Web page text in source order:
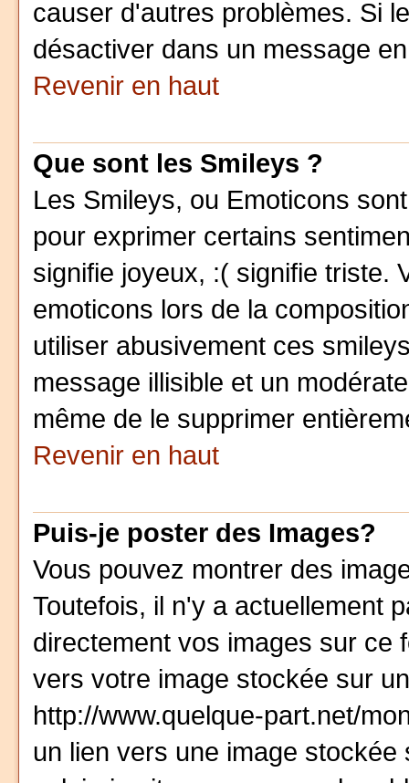
causer d'autres problèmes. Si
désactiver dans un message
Revenir en haut
Que sont les Smileys ?
Les Smileys, ou Emoticons
pour exprimer certains
signifie joyeux, :( signifie triste.
emoticons lors de la
utiliser abusivement ces
message illisible et un
même de le supprimer
Revenir en haut
Puis-je poster des Images?
Vous pouvez montrer des
Toutefois, il n'y a actuellement
directement vos images sur ce
vers votre image stockée sur
http://www.quelque-part.net/
un lien vers une image